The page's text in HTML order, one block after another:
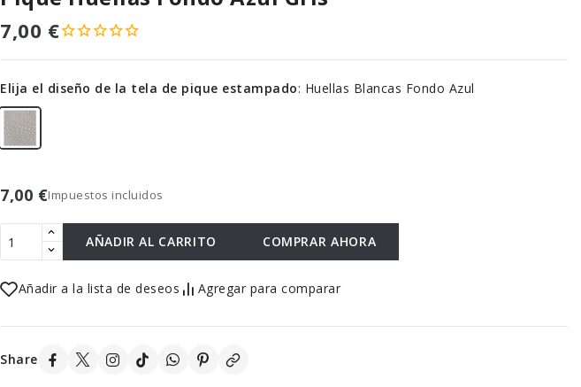
7,00 €
Elija el diseño de la tela de pique estampado: Huellas Blancas Fondo Azul
7,00 €Impuestos incluidos
AÑADIR AL CARRITO COMPRAR AHORA
Añadir a la lista de deseos Agregar para comparar
Share